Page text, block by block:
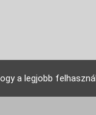
a legjobb